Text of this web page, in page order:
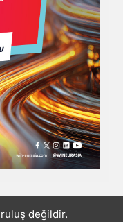
değildir.